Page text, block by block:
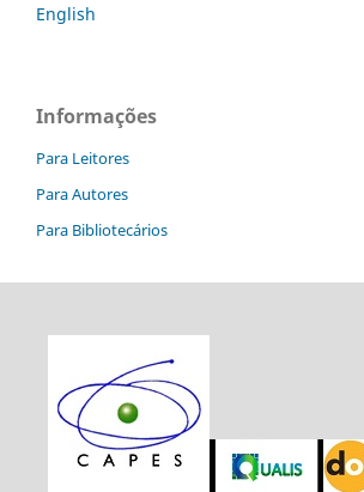
English
Informações
Para Leitores
Para Autores
Para Bibliotecários